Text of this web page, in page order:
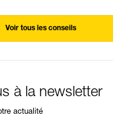
Voir tous les conseils
à la newsletter
actualité